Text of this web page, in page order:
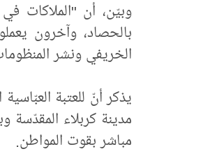
وبيّن، أن "الملاكات
بالحصاد، وآخرون
الخريفي ونشر
يذكر أنّ للعتبة
مدينة كربلاء المقدّسة
مباشر بقوت المواطن.